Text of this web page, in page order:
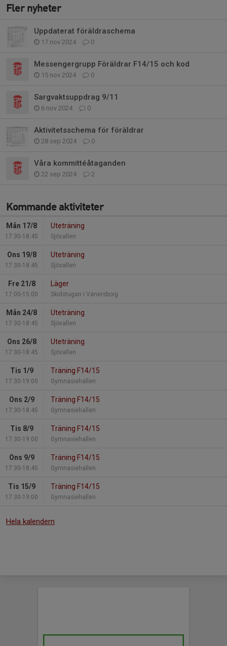
Fler nyheter
Uppdaterat föräldraschema
17 nov 2024 0
Messengergrupp Föräldrar F14/15 och kod
15 nov 2024 0
Sargvaktsuppdrag 9/11
6 nov 2024 0
Aktivitetsschema för föräldrar
28 sep 2024 0
Våra kommittéåtaganden
22 sep 2024 2
Kommande aktiviteter
Mån 17/8
17:30-18:45
Uteträning
Sjövallen
Ons 19/8
17:30-18:45
Uteträning
Sjövallen
Fre 21/8
17:00-15:00
Läger
Skidstugan i Vänersborg
Mån 24/8
17:30-18:45
Uteträning
Sjövallen
Ons 26/8
17:30-18:45
Uteträning
Sjövallen
Tis 1/9
17:30-19:00
Träning F14/15
Gymnasiehallen
Ons 2/9
17:30-18:45
Träning F14/15
Gymnasiehallen
Tis 8/9
17:30-19:00
Träning F14/15
Gymnasiehallen
Ons 9/9
17:30-18:45
Träning F14/15
Gymnasiehallen
Tis 15/9
17:30-19:00
Träning F14/15
Gymnasiehallen
Hela kalendern